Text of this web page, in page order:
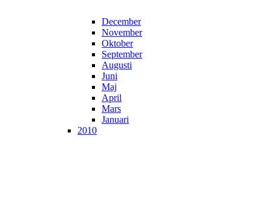
December
November
Oktober
September
Augusti
Juni
Maj
April
Mars
Januari
2010